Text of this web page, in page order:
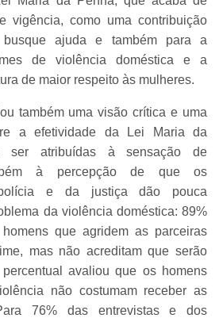
vigência, como uma contribuição
ajuda e também para a
de violência doméstica e a
de maior respeito às mulheres.
também uma visão crítica e uma
a efetividade da Lei Maria da
ser atribuídas à sensação de
à percepção de que os
e da justiça dão pouca
da violência doméstica: 89%
que agridem as parceiras
mas não acreditam que serão
avaliou que os homens
não costumam receber as
76% das entrevistas e dos